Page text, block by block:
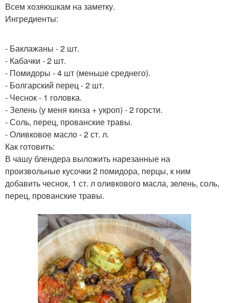
Всем хозяюшкам на заметку.
Ингредиенты:
- Баклажаны - 2 шт.
- Кабачки - 2 шт.
- Помидоры - 4 шт (меньше среднего).
- Болгарский перец - 2 шт.
- Чеснок - 1 головка.
- Зелень (у меня кинза + укроп) - 2 горсти.
- Соль, перец, прованские травы.
- Оливковое масло - 2 ст. л.
Как готовить:
В чашу блендера выложить нарезанные на
произвольные кусочки 2 помидора, перцы, к ним
добавить чеснок, 1 ст. л оливкового масла, зелень, соль,
перец, прованские травы.